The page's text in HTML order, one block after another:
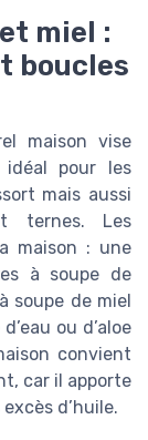
miel :
boucles
maison vise
pour les
mais aussi
ternes. Les
maison : une
à soupe de
soupe de miel
ou d’aloe
convient
car il apporte
d’huile.